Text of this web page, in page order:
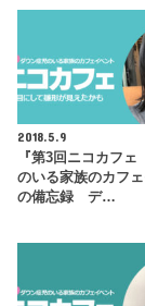
2018.5.9
『第3回ニコカフェ
のいる家族のカフェ
の備忘録 デ…